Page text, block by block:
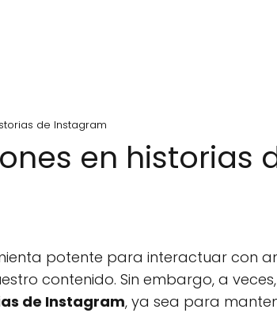
de Instagram
en historias
potente para interactuar con
contenido. Sin embargo, a
de Instagram, ya sea para